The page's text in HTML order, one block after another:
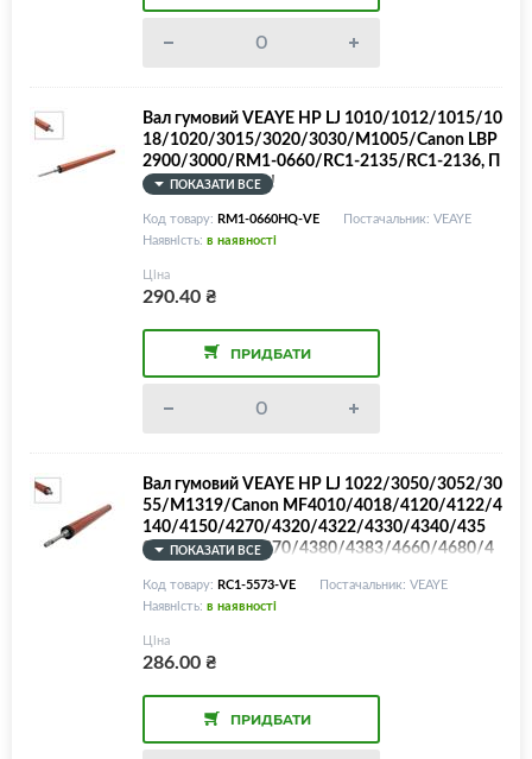
Вал гумовий VEAYE HP LJ 1010/1012/1015/10
18/1020/3015/3020/3030/M1005/Canon LBP
2900/3000/RM1-0660/RC1-2135/RC1-2136, П
окращена якість!
ПОКАЗАТИ ВСЕ
Код товару: RM1-0660HQ-VE
Постачальник: VEAYE
Наявність: в наявності
Ціна
290.40₴
ПРИДБАТИ
Вал гумовий VEAYE HP LJ 1022/3050/3052/30
55/M1319/Canon MF4010/4018/4120/4122/4
140/4150/4270/4320/4322/4330/4340/435
0/4352/4353/4370/4380/4383/4660/4680/4
690/PC-D420/440/450/460/480/LPR-1022/R
C1-5573/RC1-5572/RC1-5582
ПОКАЗАТИ ВСЕ
Код товару: RC1-5573-VE
Постачальник: VEAYE
Наявність: в наявності
Ціна
286.00₴
ПРИДБАТИ